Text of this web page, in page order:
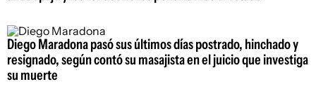
Diego Maradona pasó sus últimos días postrado, hinchado y
resignado, según contó su masajista en el juicio que investiga
su muerte